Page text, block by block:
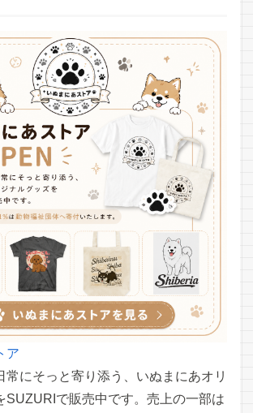
ア
常にそっと寄り添う、いぬまにあオリ
SUZURIで販売中です。売上の一部は